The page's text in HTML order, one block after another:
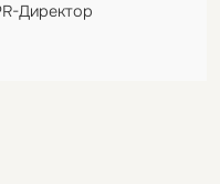
Директор